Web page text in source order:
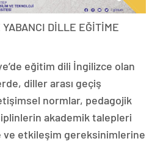
DİLLE EĞİTİME
eğitim dili İngilizce olan
diller arası geçiş
normlar, pedagojik
akademik talepleri
ve etkileşim gereksinimlerine